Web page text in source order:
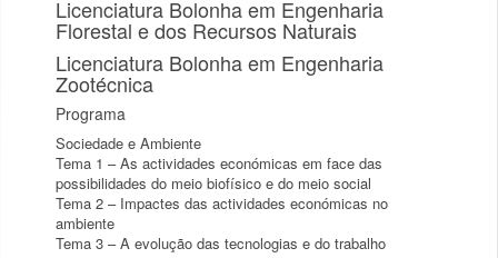
Licenciatura Bolonha em Engenharia
Florestal e dos Recursos Naturais
Licenciatura Bolonha em Engenharia
Zootécnica
Programa
Sociedade e Ambiente
Tema 1 – As actividades económicas em face das
possibilidades do meio biofísico e do meio social
Tema 2 – Impactes das actividades económicas no
ambiente
Tema 3 – A evolução das tecnologias e do trabalho